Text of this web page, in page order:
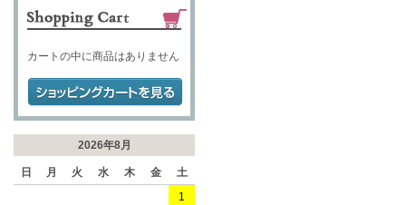
カートの中に商品はありません
2026年8月
日 月 火 水 木 金
土
1